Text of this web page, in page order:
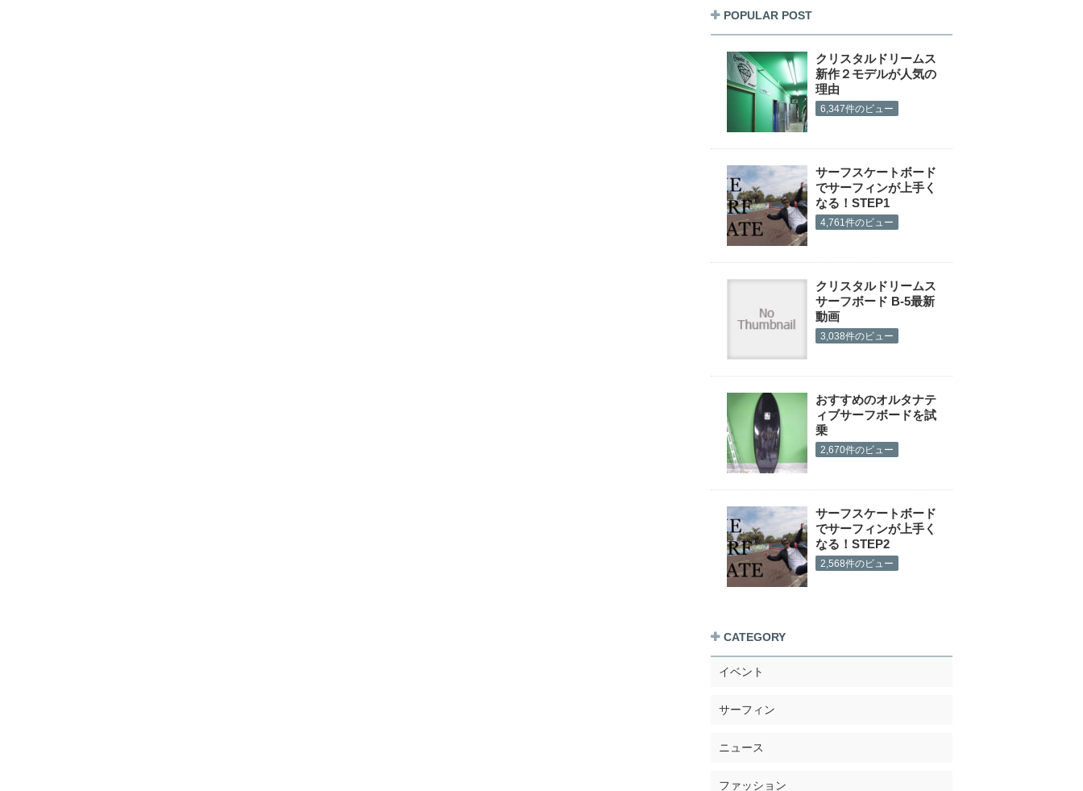
POPULAR POST
クリスタルドリームス
新作２モデルが人気の
理由
6,347件のビュー
サーフスケートボード
でサーフィンが上手く
なる！STEP1
4,761件のビュー
クリスタルドリームス
サーフボード B-5最新
動画
3,038件のビュー
おすすめのオルタナテ
ィブサーフボードを試
乗
2,670件のビュー
サーフスケートボード
でサーフィンが上手く
なる！STEP2
2,568件のビュー
CATEGORY
イベント
サーフィン
ニュース
ファッション